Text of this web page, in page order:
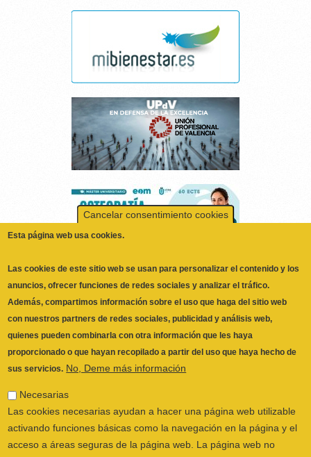
ILUSTRE COLEGIO OFICIAL DE
FISIOTERAPEUTAS DE LA COMUNIDAD
CALLE SAN VICENTE Nº 61,2º-2ª. CÓDIGO
POSTAL 46002 VALENCIA, ESPAÑA
POLÍTICA PRIVACIDAD|AVISO LEGAL |
POLÍTICA DE COOKIES|CANAL DEL
Cancelar consentimiento cookies
Esta página web usa cookies.
Las cookies de este sitio web se usan para personalizar el contenido y los
Además, compartimos información sobre el uso que haga del sitio web
con nuestros partners de redes sociales, publicidad y análisis web,
quienes pueden combinarla con otra información que les haya
proporcionado o que hayan recopilado a partir del uso que haya hecho de
sus servicios. No, Deme más información
Necesarias
activando funciones básicas como la navegación en la página y el
acceso a áreas seguras de la página web. La página web no
puede funcionar adecuadamente sin estas cookies.
Preferencias